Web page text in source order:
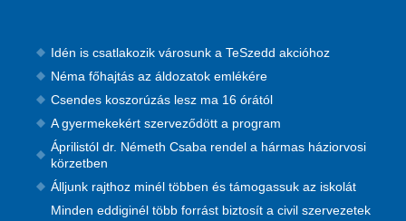
Idén is csatlakozik városunk a TeSzedd akcióhoz
Néma főhajtás az áldozatok emlékére
Csendes koszorúzás lesz ma 16 órától
A gyermekekért szerveződött a program
Áprilistól dr. Németh Csaba rendel a hármas háziorvosi
körzetben
Álljunk rajthoz minél többen és támogassuk az iskolát
Minden eddiginél több forrást biztosít a civil szervezetek